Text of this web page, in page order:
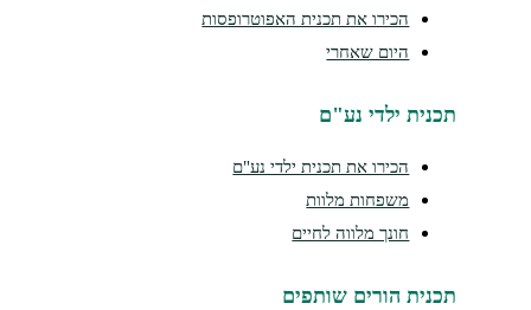
הכירו את תכנית האפוטרופסות
היום שאחרי
תכנית ילדי נע"ם
הכירו את תכנית ילדי נע"ם
משפחות מלוות
חונך מלווה לחיים
תכנית הורים שותפים